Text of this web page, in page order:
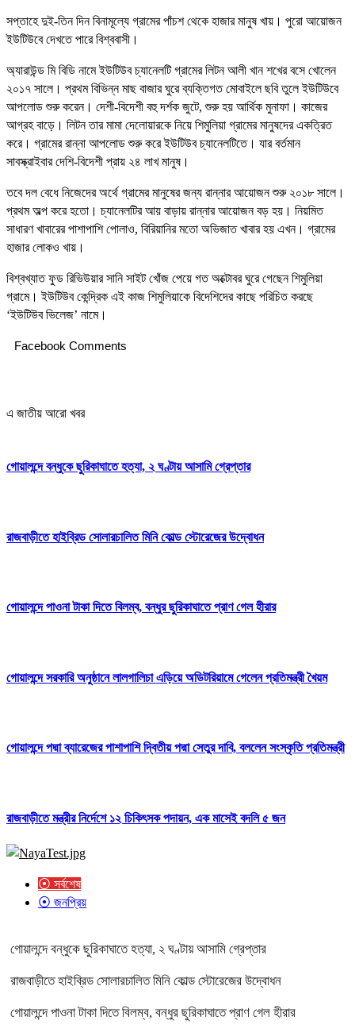
সপ্তাহে দুই-তিন দিন বিনামূল্যে গ্রামের পাঁচশ থেকে হাজার মানুষ খায়। পুরো আয়োজন
ইউটিউবে দেখতে পারে বিশ্ববাসী।
অ্যারাউন্ড মি বিডি নামে ইউটিউব চ্যানেলটি গ্রামের লিটন আলী খান শখের বসে খোলেন
২০১৭ সালে। প্রথম বিভিন্ন মাছ বাজার ঘুরে ব্যক্তিগত মোবাইলে ছবি তুলে ইউটিউবে
আপলোড শুরু করেন। দেশী-বিদেশী বহু দর্শক জুটে, শুরু হয় আর্থিক মুনাফা। কাজের
আগ্রহ বাড়ে। লিটন তার মামা দেলোয়ারকে নিয়ে শিমুলিয়া গ্রামের মানুষদের একত্রিত
করে। গ্রামের রান্না আপলোড শুরু করে ইউটিউব চ্যানেলটিতে। যার বর্তমান
সাবস্ক্রাইবার দেশি-বিদেশী প্রায় ২৪ লাখ মানুষ।
তবে দল বেধে নিজেদের অর্থে গ্রামের মানুষের জন্য রান্নার আয়োজন শুরু ২০১৮ সালে।
প্রথম অল্প করে হতো। চ্যানেলটির আয় বাড়ায় রান্নার আয়োজন বড় হয়। নিয়মিত
সাধারণ খাবারের পাশাপাশি পোলাও, বিরিয়ানির মতো অভিজাত খাবার হয় এখন। গ্রামের
হাজার লোকও খায়।
বিশ্বখ্যাত ফুড রিভিউয়ার সানি সাইট খোঁজ পেয়ে গত অক্টোবর ঘুরে গেছেন শিমুলিয়া
গ্রামে। ইউটিউব কেন্দ্রিক এই কাজ শিমুলিয়াকে বিদেশিদের কাছে পরিচিত করছে
‘ইউটিউব ভিলেজ’ নামে।
Facebook Comments
এ জাতীয় আরো খবর
গোয়ালন্দে বন্ধুকে ছুরিকাঘাতে হত্যা, ২ ঘণ্টায় আসামি গ্রেপ্তার
রাজবাড়ীতে হাইব্রিড সোলারচালিত মিনি কোল্ড স্টোরেজের উদ্বোধন
গোয়ালন্দে পাওনা টাকা দিতে বিলম্ব, বন্ধুর ছুরিকাঘাতে প্রাণ গেল হীরার
গোয়ালন্দে সরকারি অনুষ্ঠানে লালগালিচা এড়িয়ে অডিটরিয়ামে গেলেন প্রতিমন্ত্রী খৈয়ম
গোয়ালন্দে পদ্মা ব্যারেজের পাশাপাশি দ্বিতীয় পদ্মা সেতুর দাবি, বললেন সংস্কৃতি প্রতিমন্ত্রী
রাজবাড়ীতে মন্ত্রীর নির্দেশে ১২ চিকিৎসক পদায়ন, এক মাসেই বদলি ৫ জন
⦿ সর্বশেষ
⦿ জনপ্রিয়
গোয়ালন্দে বন্ধুকে ছুরিকাঘাতে হত্যা, ২ ঘণ্টায় আসামি গ্রেপ্তার
রাজবাড়ীতে হাইব্রিড সোলারচালিত মিনি কোল্ড স্টোরেজের উদ্বোধন
গোয়ালন্দে পাওনা টাকা দিতে বিলম্ব, বন্ধুর ছুরিকাঘাতে প্রাণ গেল হীরার